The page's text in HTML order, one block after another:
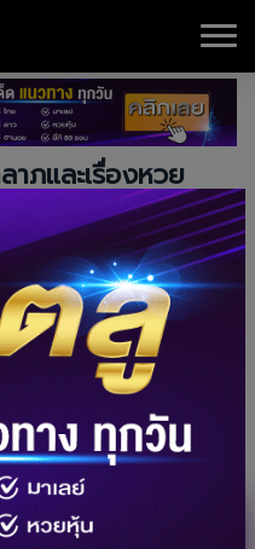
าภและเรื่องหวย
เว็บที่นำเสนอเรื่องราวเกีย
นทางเรื่องหวยโดยตรง
ไหนน่าติดตาม ขอหวยที่ไหน
วเกี่ยวกับดวงราศีไหนจะมี
ามีให้คุณได้ติดตามอัพเดท
น
16 สิงหาคม